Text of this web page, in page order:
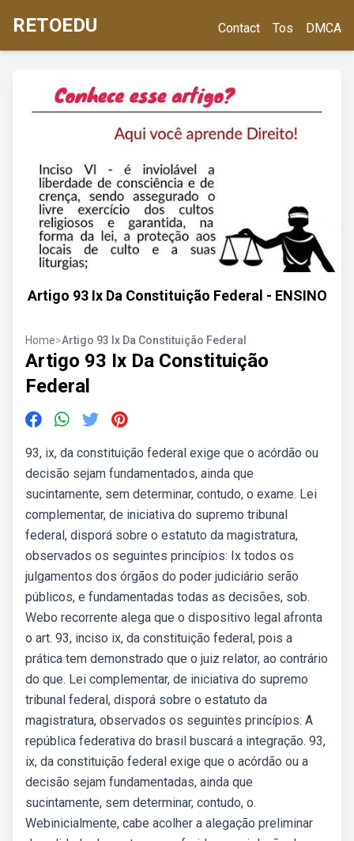
RETOEDU Contact Tos DMCA
Artigo 93 Ix Da Constituição Federal - ENSINO
Home>Artigo 93 Ix Da Constituição Federal
Artigo 93 Ix Da Constituição
Federal
93, ix, da constituição federal exige que o acórdão ou
decisão sejam fundamentados, ainda que
sucintamente, sem determinar, contudo, o exame. Lei
complementar, de iniciativa do supremo tribunal
federal, disporá sobre o estatuto da magistratura,
observados os seguintes princípios: Ix todos os
julgamentos dos órgãos do poder judiciário serão
públicos, e fundamentadas todas as decisões, sob.
Webo recorrente alega que o dispositivo legal afronta
o art. 93, inciso ix, da constituição federal, pois a
prática tem demonstrado que o juiz relator, ao contrário
do que. Lei complementar, de iniciativa do supremo
tribunal federal, disporá sobre o estatuto da
magistratura, observados os seguintes princípios: A
república federativa do brasil buscará a integração. 93,
ix, da constituição federal exige que o acórdão ou a
decisão sejam fundamentadas, ainda que
sucintamente, sem determinar, contudo, o.
Webinicialmente, cabe acolher a alegação preliminar